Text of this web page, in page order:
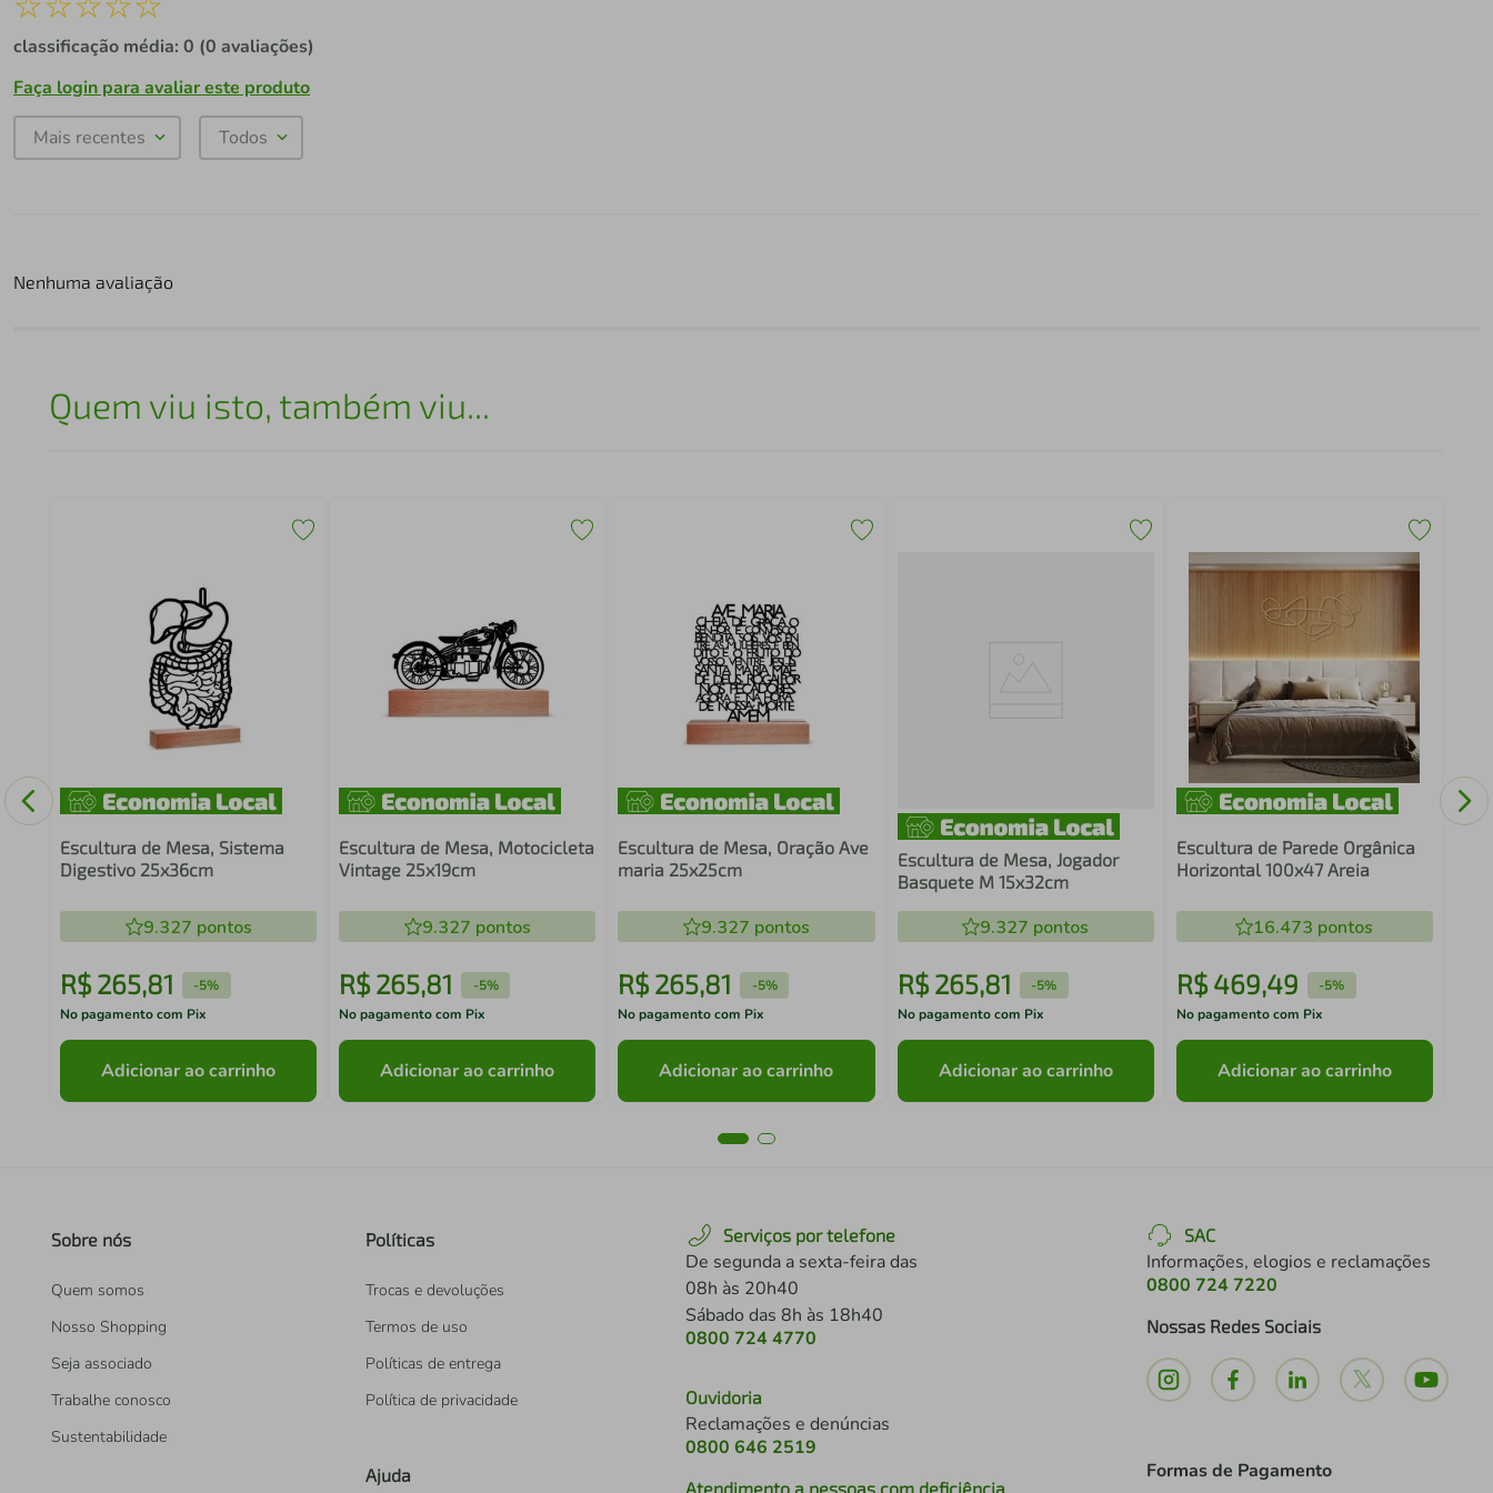
classificação média: 0 (0 avaliações)
Faça login para avaliar este produto
Mais recentes Todos
Nenhuma avaliação
Quem viu isto, também viu...
Escultura de Mesa, Sistema
Digestivo 25x36cm
9.327 pontos
R$ 265,81 -5%
No pagamento com Pix
Adicionar ao carrinho
Escultura de Mesa, Motocicleta
Vintage 25x19cm
9.327 pontos
R$ 265,81 -5%
No pagamento com Pix
Adicionar ao carrinho
Escultura de Mesa, Oração Ave
maria 25x25cm
9.327 pontos
R$265,81 -5%
No pagamento com Pix
Adicionar ao carrinho
Escultura de Mesa, Jogador
Basquete M 15x32cm
9.327 pontos
R$ 265,81 -5%
No pagamento com Pix
Adicionar ao carrinho
Escultura de Parede Orgânica
Horizontal 100x47 Areia
16.473 pontos
R$ 469,49 -5%
No pagamento com Pix
Adicionar ao carrinho
Sobre nós
Quem somos
Nosso Shopping
Seja associado
Trabalhe conosco
Sustentabilidade
Políticas
Trocas e devoluções
Termos de uso
Políticas de entrega
Política de privacidade
Ajuda
Serviços por telefone
De segunda a sexta-feira das
08h às 20h40
Sábado das 8h às 18h40
0800 724 4770
Ouvidoria
Reclamações e denúncias
0800 646 2519
Atendimento a pessoas com deficiência
SAC
Informações, elogios e reclamações
0800 724 7220
Nossas Redes Sociais
Formas de Pagamento